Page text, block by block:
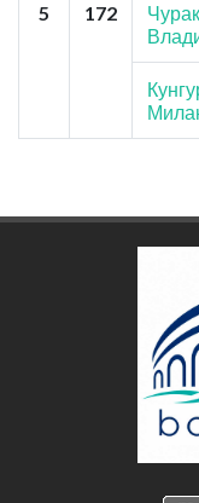
5 172